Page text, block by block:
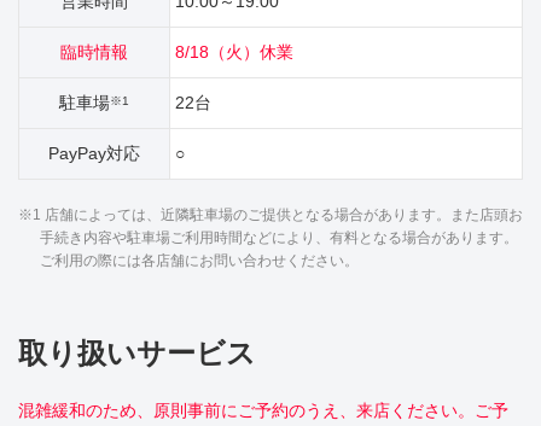
臨時情報 8/18（火）休業
駐車場※1 22台
PayPay対応 ○
※1 店舗によっては、近隣駐車場のご提供となる場合があります。また店頭お
手続き内容や駐車場ご利用時間などにより、有料となる場合があります。
ご利用の際には各店舗にお問い合わせください。
取り扱いサービス
混雑緩和のため、原則事前にご予約のうえ、来店ください。ご予